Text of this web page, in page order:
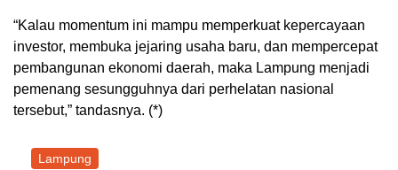
“Kalau momentum ini mampu memperkuat kepercayaan
investor, membuka jejaring usaha baru, dan mempercepat
pembangunan ekonomi daerah, maka Lampung menjadi
pemenang sesungguhnya dari perhelatan nasional
tersebut,” tandasnya. (*)
Lampung